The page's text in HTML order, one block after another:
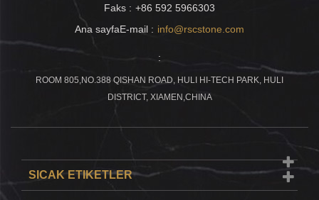
Faks : +86 592 5966303
Ana sayfaE-mail : info@rscstone.com
:
ROOM 805,NO.388 QISHAN ROAD, HULI HI-TECH PARK, HULI
DISTRICT, XIAMEN,CHINA
SICAK ETIKETLER